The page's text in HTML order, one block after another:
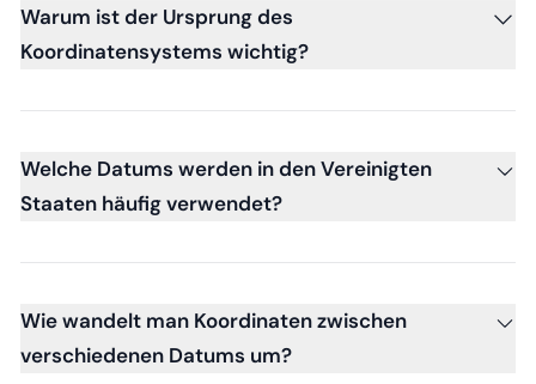
Warum ist der Ursprung des
Koordinatensystems wichtig?
Welche Datums werden in den Vereinigten
Staaten häufig verwendet?
Wie wandelt man Koordinaten zwischen
verschiedenen Datums um?